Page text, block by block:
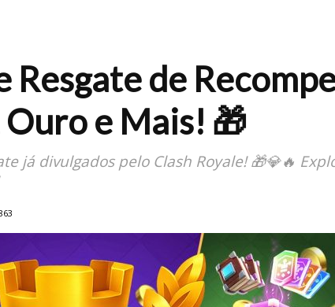
Resgate de
Ouro e Mais! 🎁
já divulgados pelo Clash Royale! 🎁💎🔥